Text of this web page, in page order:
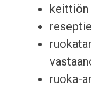
keittiön
ruoka-